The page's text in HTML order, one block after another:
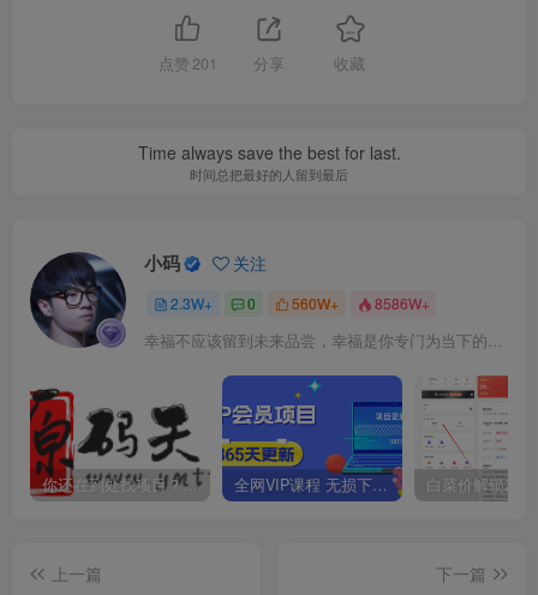
点赞 201 分享 收藏
Time always save the best for last.
时间总把最好的人留到最后
小码 关注
2.3W+ 0 560W+ 8586W+
幸福不应该留到未来品尝，幸福是你专门为当下的自己所准备的
你还在到处找项目？还在当韭菜？我靠卖项目一个月收入5万+，曾经我也是个失败者。 全网VIP课程 无损下载~
上一篇
下一篇